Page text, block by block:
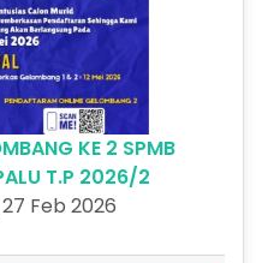
KE 2 SPMB
T.P 2026/2
Feb 2026